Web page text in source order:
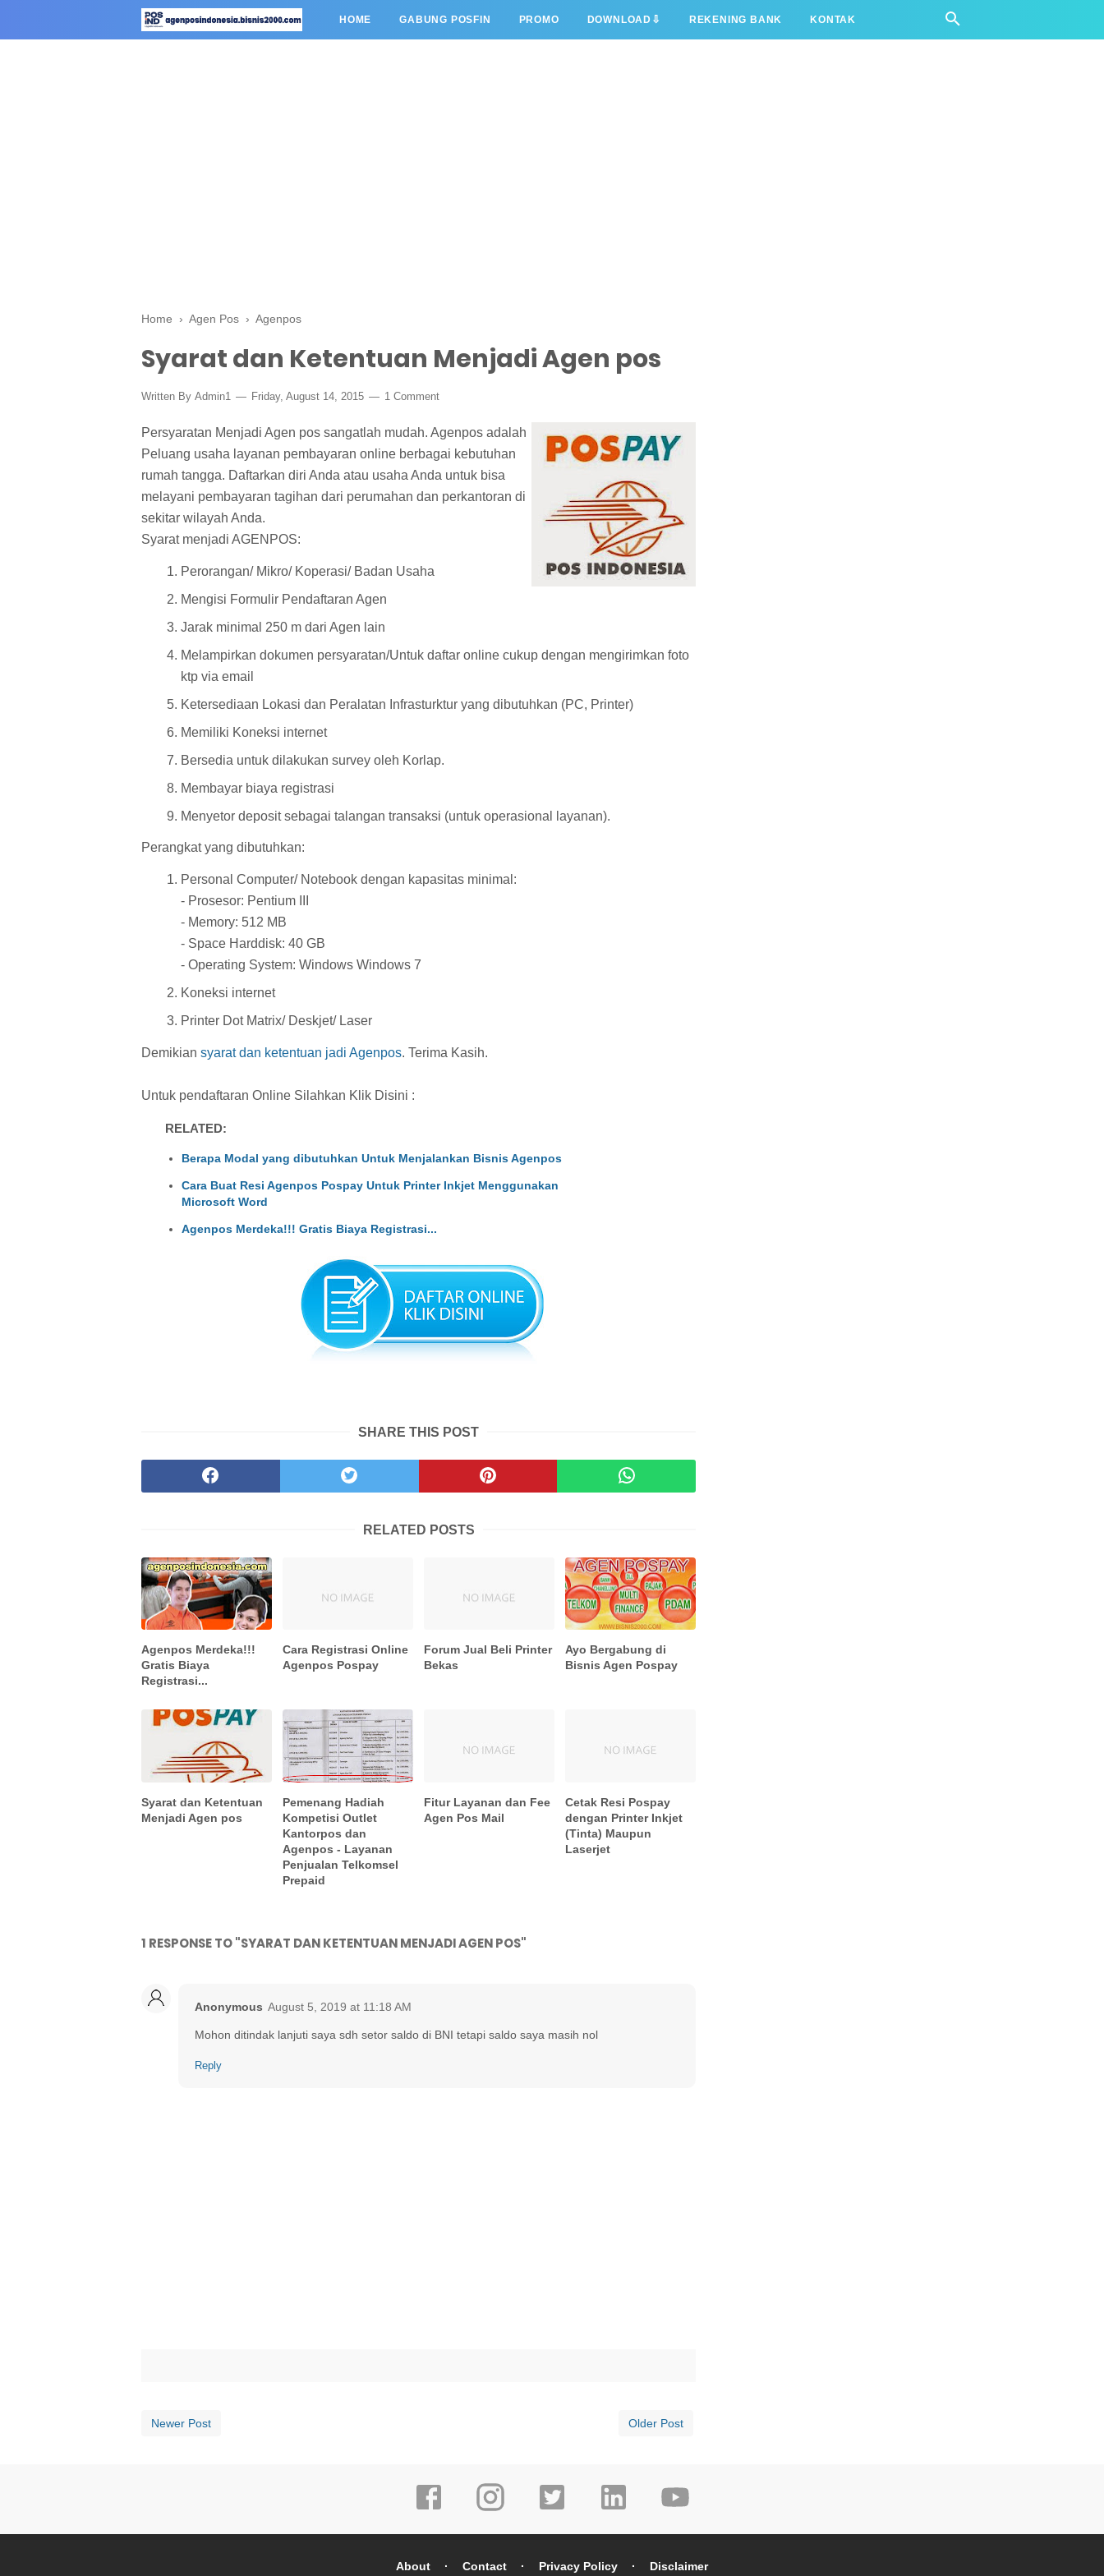
HOME GABUNG POSFIN PROMO DOWNLOAD ⇩ REKENING BANK KONTAK
Home › Agen Pos › Agenpos
Syarat dan Ketentuan Menjadi Agen pos
Written By Admin1 Friday, August 14, 2015 1 Comment
Persyaratan Menjadi Agen pos sangatlah mudah. Agenpos adalah
Peluang usaha layanan pembayaran online berbagai kebutuhan
rumah tangga. Daftarkan diri Anda atau usaha Anda untuk bisa
melayani pembayaran tagihan dari perumahan dan perkantoran di
sekitar wilayah Anda.
Syarat menjadi AGENPOS:
Perorangan/ Mikro/ Koperasi/ Badan Usaha
Mengisi Formulir Pendaftaran Agen
Jarak minimal 250 m dari Agen lain
Melampirkan dokumen persyaratan/Untuk daftar online cukup dengan mengirimkan foto
ktp via email
Ketersediaan Lokasi dan Peralatan Infrasturktur yang dibutuhkan (PC, Printer)
Memiliki Koneksi internet
Bersedia untuk dilakukan survey oleh Korlap.
Membayar biaya registrasi
Menyetor deposit sebagai talangan transaksi (untuk operasional layanan).
Perangkat yang dibutuhkan:
Personal Computer/ Notebook dengan kapasitas minimal:
- Prosesor: Pentium III
- Memory: 512 MB
- Space Harddisk: 40 GB
- Operating System: Windows Windows 7
Koneksi internet
Printer Dot Matrix/ Deskjet/ Laser
Demikian syarat dan ketentuan jadi Agenpos. Terima Kasih.
Untuk pendaftaran Online Silahkan Klik Disini :
RELATED:
Berapa Modal yang dibutuhkan Untuk Menjalankan Bisnis Agenpos
Cara Buat Resi Agenpos Pospay Untuk Printer Inkjet Menggunakan
Microsoft Word
Agenpos Merdeka!!! Gratis Biaya Registrasi...
SHARE THIS POST
RELATED POSTS
Agenpos Merdeka!!!
Gratis Biaya
Registrasi...
Cara Registrasi Online
Agenpos Pospay
Forum Jual Beli Printer
Bekas
Ayo Bergabung di
Bisnis Agen Pospay
Syarat dan Ketentuan
Menjadi Agen pos
Pemenang Hadiah
Kompetisi Outlet
Kantorpos dan
Agenpos - Layanan
Penjualan Telkomsel
Prepaid
Fitur Layanan dan Fee
Agen Pos Mail
Cetak Resi Pospay
dengan Printer Inkjet
(Tinta) Maupun
Laserjet
1 RESPONSE TO "SYARAT DAN KETENTUAN MENJADI AGEN POS"
Anonymous August 5, 2019 at 11:18 AM
Mohon ditindak lanjuti saya sdh setor saldo di BNI tetapi saldo saya masih nol
Reply
Newer Post Older Post
About Contact Privacy Policy Disclaimer